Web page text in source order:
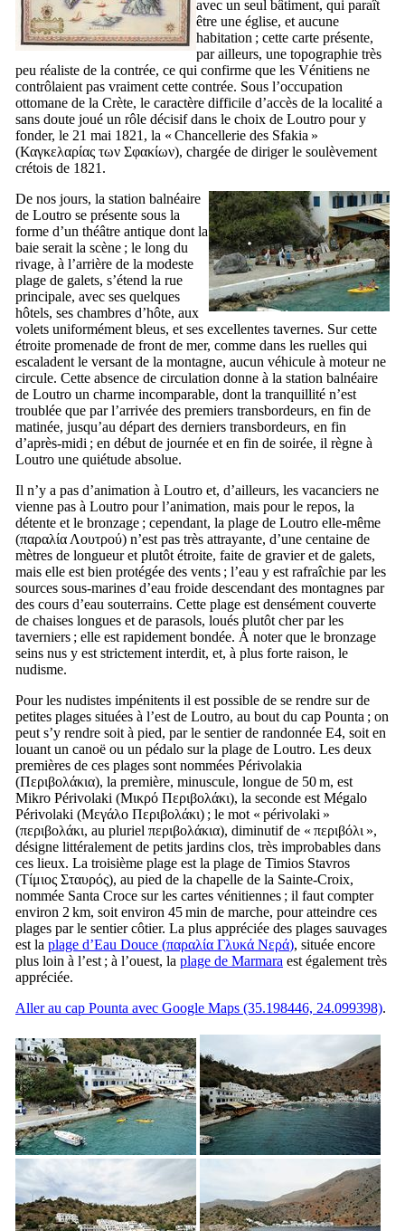
avec un seul bâtiment, qui paraît
être une église, et aucune
habitation ; cette carte présente,
par ailleurs, une topographie très
peu réaliste de la contrée, ce qui confirme que les Vénitiens ne
contrôlaient pas vraiment cette contrée. Sous l’occupation
ottomane de la Crète, le caractère difficile d’accès de la localité a
sans doute joué un rôle décisif dans le choix de Loutro pour y
fonder, le 21 mai 1821, la « Chancellerie des Sfakia »
(Καγκελαρίας των Σφακίων), chargée de diriger le soulèvement
crétois de 1821.
De nos jours, la station balnéaire
de Loutro se présente sous la
forme d’un théâtre antique dont la
baie serait la scène ; le long du
rivage, à l’arrière de la modeste
plage de galets, s’étend la rue
principale, avec ses quelques
hôtels, ses chambres d’hôte, aux
volets uniformément bleus, et ses excellentes tavernes. Sur cette
étroite promenade de front de mer, comme dans les ruelles qui
escaladent le versant de la montagne, aucun véhicule à moteur ne
circule. Cette absence de circulation donne à la station balnéaire
de Loutro un charme incomparable, dont la tranquillité n’est
troublée que par l’arrivée des premiers transbordeurs, en fin de
matinée, jusqu’au départ des derniers transbordeurs, en fin
d’après-midi ; en début de journée et en fin de soirée, il règne à
Loutro une quiétude absolue.
Il n’y a pas d’animation à Loutro et, d’ailleurs, les vacanciers ne
vienne pas à Loutro pour l’animation, mais pour le repos, la
détente et le bronzage ; cependant, la plage de Loutro elle-même
(παραλία Λουτρού) n’est pas très attrayante, d’une centaine de
mètres de longueur et plutôt étroite, faite de gravier et de galets,
mais elle est bien protégée des vents ; l’eau y est rafraîchie par les
sources sous-marines d’eau froide descendant des montagnes par
des cours d’eau souterrains. Cette plage est densément couverte
de chaises longues et de parasols, loués plutôt cher par les
taverniers ; elle est rapidement bondée. À noter que le bronzage
seins nus y est strictement interdit, et, à plus forte raison, le
nudisme.
Pour les nudistes impénitents il est possible de se rendre sur de
petites plages situées à l’est de Loutro, au bout du cap Pounta ; on
peut s’y rendre soit à pied, par le sentier de randonnée E4, soit en
louant un canoë ou un pédalo sur la plage de Loutro. Les deux
premières de ces plages sont nommées Périvolakia
(Περιβολάκια), la première, minuscule, longue de 50 m, est
Mikro Périvolaki (Μικρό Περιβολάκι), la seconde est Mégalo
Périvolaki (Μεγάλο Περιβολάκι) ; le mot « périvolaki »
(περιβολάκι, au pluriel περιβολάκια), diminutif de « περιβόλι »,
désigne littéralement de petits jardins clos, très improbables dans
ces lieux. La troisième plage est la plage de Timios Stavros
(Τίμιος Σταυρός), au pied de la chapelle de la Sainte-Croix,
nommée Santa Croce sur les cartes vénitiennes ; il faut compter
environ 2 km, soit environ 45 min de marche, pour atteindre ces
plages par le sentier côtier. La plus appréciée des plages sauvages
est la plage d’Eau Douce (παραλία Γλυκά Νερά), située encore
plus loin à l’est ; à l’ouest, la plage de Marmara est également très
appréciée.
Aller au cap Pounta avec Google Maps (35.198446, 24.099398).